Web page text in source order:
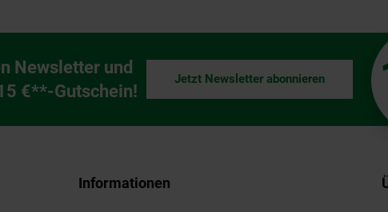
Newsletter und
€**-Gutschein!
Jetzt Newsletter abonnieren
Informationen